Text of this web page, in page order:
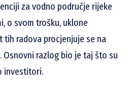
za vodno područje rijeke
o svom trošku, uklone
tih radova procjenjuje se na
. Osnovni razlog bio je taj što su
investitori.